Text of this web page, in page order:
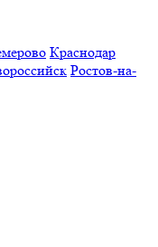
Краснодар
Ростов-на-